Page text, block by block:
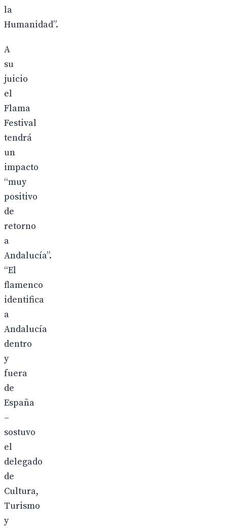
la
Humanidad”.
A
su
juicio
el
Flama
Festival
tendrá
un
impacto
“muy
positivo
de
retorno
a
Andalucía”.
“El
flamenco
identifica
a
Andalucía
dentro
y
fuera
de
España
–
sostuvo
el
delegado
de
Cultura,
Turismo
y